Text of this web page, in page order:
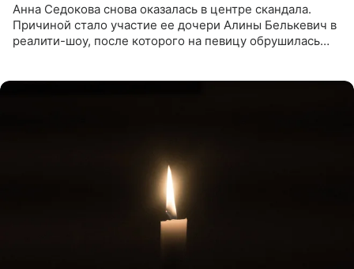
Анна Седокова снова оказалась в центре скандала.
Причиной стало участие ее дочери Алины Белькевич в
реалити-шоу, после которого на певицу обрушилась